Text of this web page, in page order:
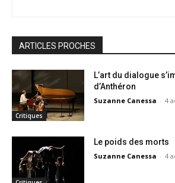
ARTICLES PROCHES
Critiques
L’art du dialogue
d’Anthéron
Suzanne Canessa - 4
Le poids des morts
Suzanne Canessa - 4